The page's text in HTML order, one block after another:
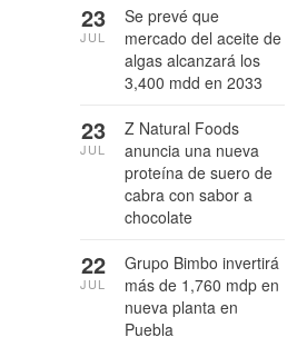
Se prevé que
mercado del aceite de
algas alcanzará los
3,400 mdd en 2033
23
JUL
Z Natural Foods
anuncia una nueva
proteína de suero de
cabra con sabor a
chocolate
23
JUL
Grupo Bimbo invertirá
más de 1,760 mdp en
nueva planta en
Puebla
22
JUL